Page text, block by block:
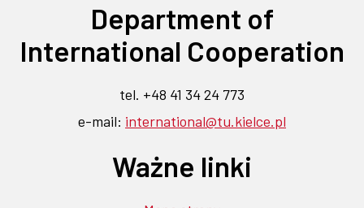
nowej
karcie
nowej
karcie
nowej
karcie
nowej
karcie
Department of
International Cooperation
tel. +48 41 34 24 773
e-mail: international@tu.kielce.pl
Ważne linki